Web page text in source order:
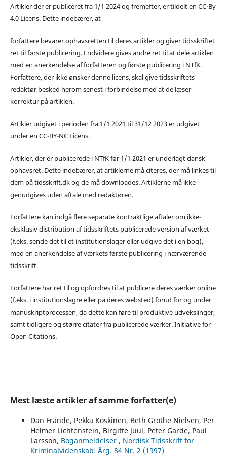
Artikler der er publiceret fra 1/1 2024 og fremefter, er tildelt en CC-By
4.0 Licens. Dette indebærer, at
forfattere bevarer ophavsretten til deres artikler og giver tidsskriftet
ret til første publicering. Endvidere gives andre ret til at dele artiklen
med en anerkendelse af forfatteren og første publicering i NTfK.
Forfattere, der ikke ønsker denne licens, skal give tidsskriftets
redaktør besked herom senest i forbindelse med at de læser
korrektur på artiklen.
Artikler udgivet i perioden fra 1/1 2021 til 31/12 2023 er udgivet
under en CC-BY-NC Licens.
Artikler, der er publicerede i NTfK før 1/1 2021 er underlagt dansk
ophavsret. Dette indebærer, at artiklerne må citeres, der må linkes til
dem på tidsskrift.dk og de må downloades. Artiklerne må ikke
genudgives uden aftale med redaktøren.
Forfattere kan indgå flere separate kontraktlige aftaler om ikke-
eksklusiv distribution af tidsskriftets publicerede version af værket
(f.eks. sende det til et institutionslager eller udgive det i en bog),
med en anerkendelse af værkets første publicering i nærværende
tidsskrift.
Forfattere har ret til og opfordres til at publicere deres værker online
(f.eks. i institutionslagre eller på deres websted) forud for og under
manuskriptprocessen, da dette kan føre til produktive udvekslinger,
samt tidligere og større citater fra publicerede værker. Initiative for
Open Citations.
Mest læste artikler af samme forfatter(e)
Dan Frände, Pekka Koskinen, Beth Grothe Nielsen, Per
Helmer Lichtenstein, Birgitte Juul, Peter Garde, Paul
Larsson, Boganmeldelser , Nordisk Tidsskrift for
Kriminalvidenskab: Årg. 84 Nr. 2 (1997)